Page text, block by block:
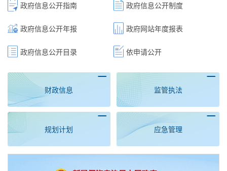
政府信息公开指南 政府信息公开制度
政府信息公开年报 政府网站年度报表
政府信息公开目录 依申请公开
财政信息 监管执法
规划计划 应急管理